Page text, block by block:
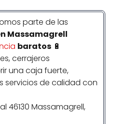
parte de las
Massamagrell
baratos 🔋
cerrajeros
una caja fuerte,
servicios de calidad con
46130 Massamagrell,